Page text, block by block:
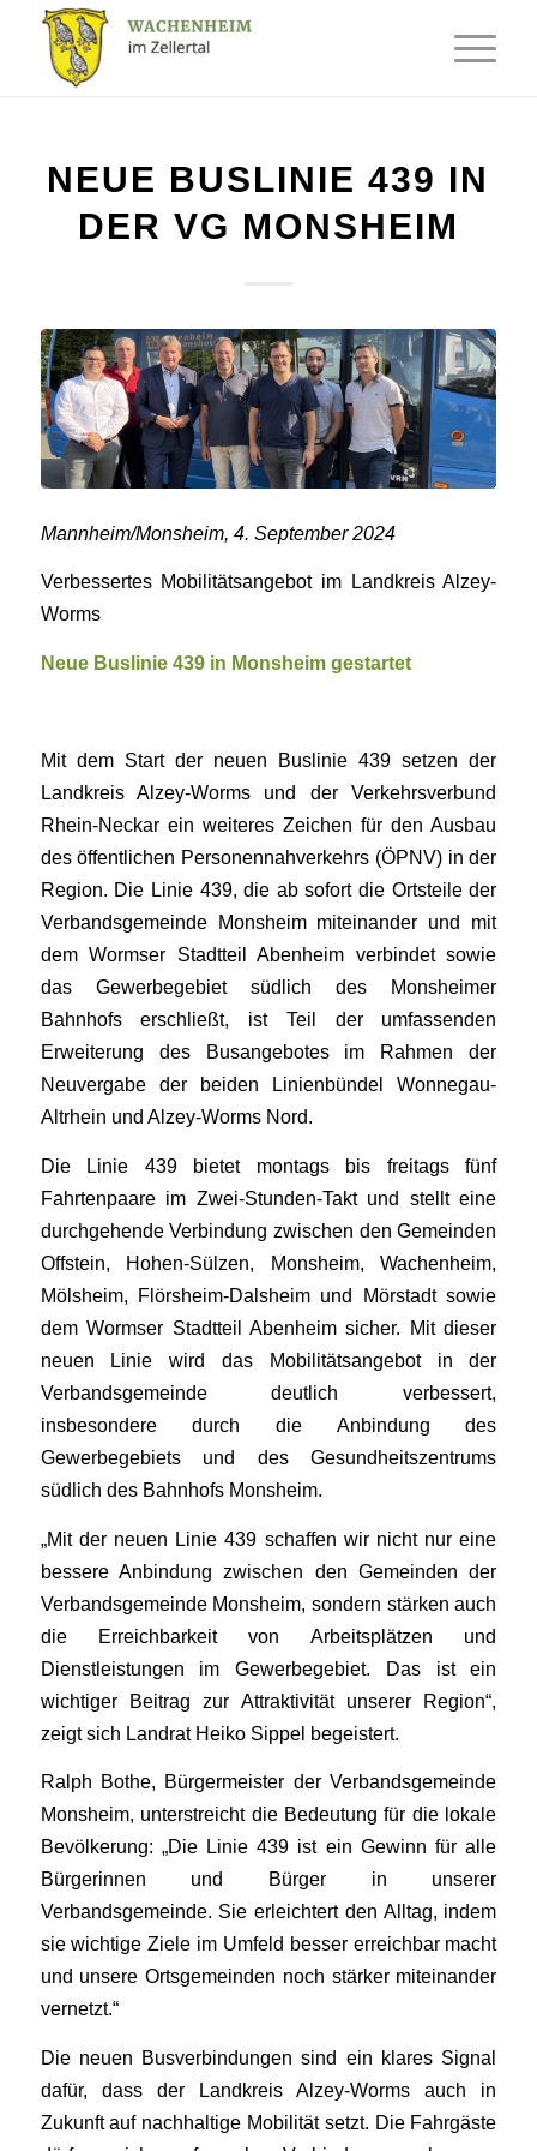
NEUE BUSLINIE 439 IN
DER VG MONSHEIM
Mannheim/Monsheim, 4. September 2024
Verbessertes Mobilitätsangebot im Landkreis Alzey-
Worms
Neue Buslinie 439 in Monsheim gestartet
Mit dem Start der neuen Buslinie 439 setzen der
Landkreis Alzey-Worms und der Verkehrsverbund
Rhein-Neckar ein weiteres Zeichen für den Ausbau
des öffentlichen Personennahverkehrs (ÖPNV) in der
Region. Die Linie 439, die ab sofort die Ortsteile der
Verbandsgemeinde Monsheim miteinander und mit
dem Wormser Stadtteil Abenheim verbindet sowie
das Gewerbegebiet südlich des Monsheimer
Bahnhofs erschließt, ist Teil der umfassenden
Erweiterung des Busangebotes im Rahmen der
Neuvergabe der beiden Linienbündel Wonnegau-
Altrhein und Alzey-Worms Nord.
Die Linie 439 bietet montags bis freitags fünf
Fahrtenpaare im Zwei-Stunden-Takt und stellt eine
durchgehende Verbindung zwischen den Gemeinden
Offstein, Hohen-Sülzen, Monsheim, Wachenheim,
Mölsheim, Flörsheim-Dalsheim und Mörstadt sowie
dem Wormser Stadtteil Abenheim sicher. Mit dieser
neuen Linie wird das Mobilitätsangebot in der
Verbandsgemeinde deutlich verbessert,
insbesondere durch die Anbindung des
Gewerbegebiets und des Gesundheitszentrums
südlich des Bahnhofs Monsheim.
„Mit der neuen Linie 439 schaffen wir nicht nur eine
bessere Anbindung zwischen den Gemeinden der
Verbandsgemeinde Monsheim, sondern stärken auch
die Erreichbarkeit von Arbeitsplätzen und
Dienstleistungen im Gewerbegebiet. Das ist ein
wichtiger Beitrag zur Attraktivität unserer Region“,
zeigt sich Landrat Heiko Sippel begeistert.
Ralph Bothe, Bürgermeister der Verbandsgemeinde
Monsheim, unterstreicht die Bedeutung für die lokale
Bevölkerung: „Die Linie 439 ist ein Gewinn für alle
Bürgerinnen und Bürger in unserer
Verbandsgemeinde. Sie erleichtert den Alltag, indem
sie wichtige Ziele im Umfeld besser erreichbar macht
und unsere Ortsgemeinden noch stärker miteinander
vernetzt.“
Die neuen Busverbindungen sind ein klares Signal
dafür, dass der Landkreis Alzey-Worms auch in
Zukunft auf nachhaltige Mobilität setzt. Die Fahrgäste